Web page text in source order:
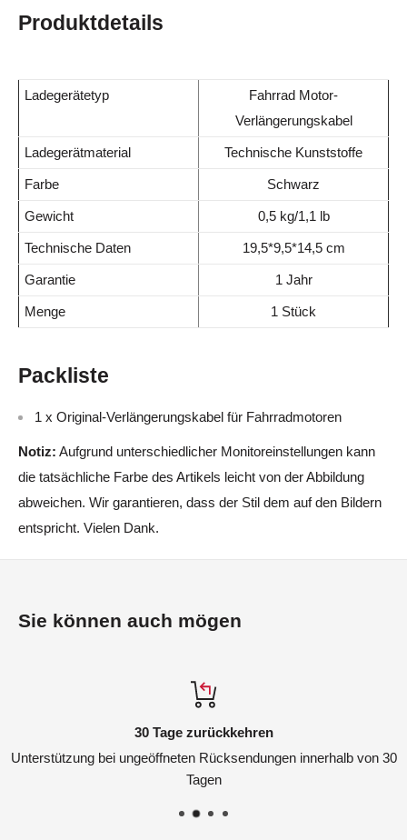
Produktdetails
Ladegerätetyp Fahrrad Motor-
Verlängerungskabel
Ladegerätmaterial Technische Kunststoffe
Farbe Schwarz
Gewicht 0,5 kg/1,1 lb
Technische Daten 19,5*9,5*14,5 cm
Garantie 1 Jahr
Menge 1 Stück
Packliste
1 x Original-Verlängerungskabel für Fahrradmotoren
Notiz: Aufgrund unterschiedlicher Monitoreinstellungen kann
die tatsächliche Farbe des Artikels leicht von der Abbildung
abweichen. Wir garantieren, dass der Stil dem auf den Bildern
entspricht. Vielen Dank.
Sie können auch mögen
30 Tage zurückkehren
Unterstützung bei ungeöffneten Rücksendungen innerhalb von 30
Tagen